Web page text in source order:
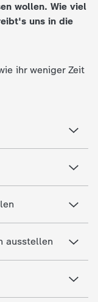
wollen. Wie viel
uns in die
ihr weniger Zeit
ausstellen